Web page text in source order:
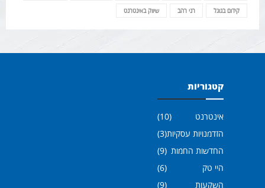
קידום בגוגל רני רהב שיווק באינטרנט
קטגוריות
אינטרנט
(10)
הזדמנויות עסקיות(3)
החדשות החמות (9)
היי טק
(6)
השקעות
(9)